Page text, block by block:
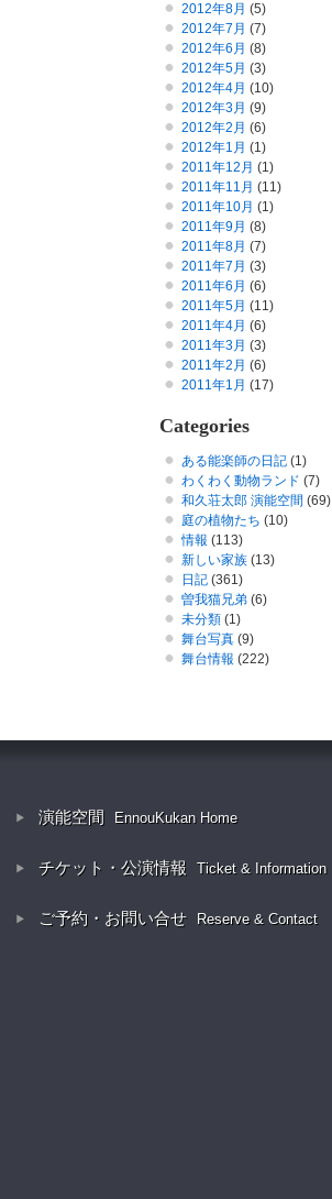
2012年8月 (5)
2012年7月 (7)
2012年6月 (8)
2012年5月 (3)
2012年4月 (10)
2012年3月 (9)
2012年2月 (6)
2012年1月 (1)
2011年12月 (1)
2011年11月 (11)
2011年10月 (1)
2011年9月 (8)
2011年8月 (7)
2011年7月 (3)
2011年6月 (6)
2011年5月 (11)
2011年4月 (6)
2011年3月 (3)
2011年2月 (6)
2011年1月 (17)
Categories
ある能楽師の日記 (1)
わくわく動物ランド (7)
和久荘太郎 演能空間 (69)
庭の植物たち (10)
情報 (113)
新しい家族 (13)
日記 (361)
曽我猫兄弟 (6)
未分類 (1)
舞台写真 (9)
舞台情報 (222)
演能空間 EnnouKukan Home
チケット・公演情報 Ticket & Information
ご予約・お問い合せ Reserve & Contact